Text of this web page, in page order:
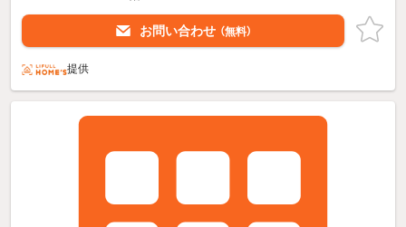
お問い合わせ （無料）
提供